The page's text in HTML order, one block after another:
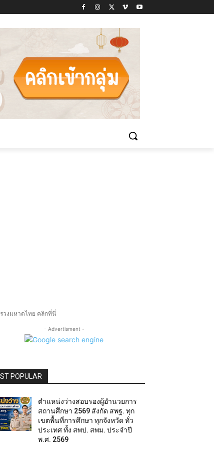
วงมหาดไทย คลิกที่นี่
- Advertisment -
POPULAR
ตำแหน่งว่างสอบรองผู้อำนวยการ
สถานศึกษา 2569 สังกัด สพฐ. ทุก
เขตพื้นที่การศึกษา ทุกจังหวัด ทั่ว
ประเทศ ทั้ง สพป. สพม. ประจำปี
พ.ศ. 2569